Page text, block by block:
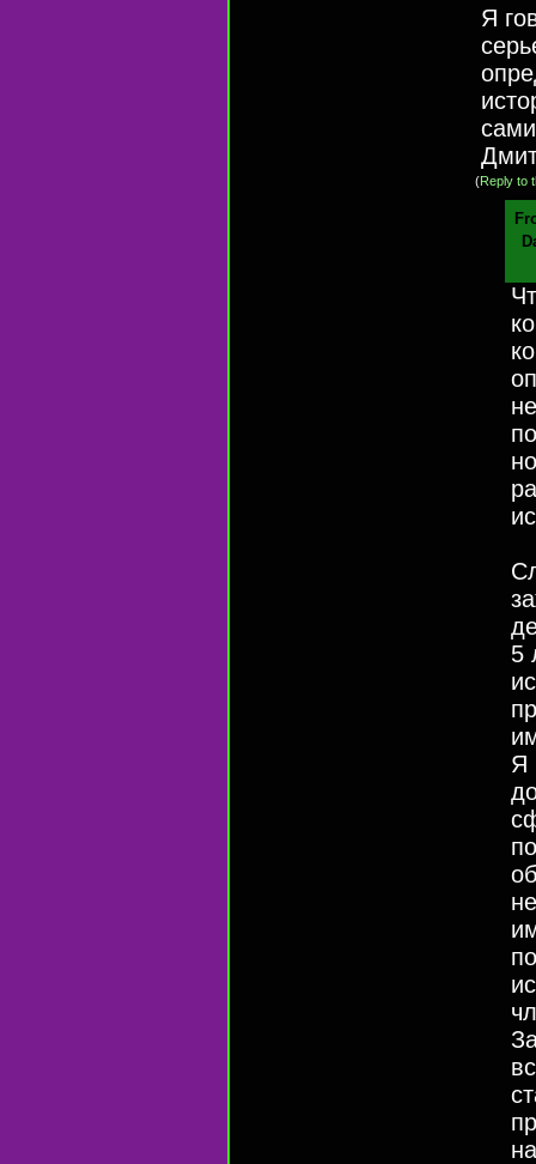
Я
(Reply to
5
Я